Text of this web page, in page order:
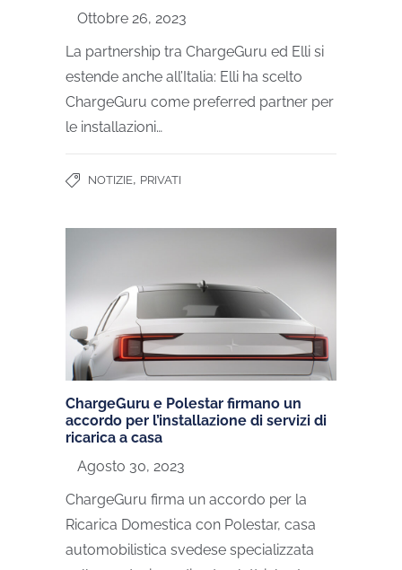
Ottobre 26, 2023
La partnership tra ChargeGuru ed Elli si
estende anche all’Italia: Elli ha scelto
ChargeGuru come preferred partner per
le installazioni…
NOTIZIE, PRIVATI
ChargeGuru e Polestar firmano un
accordo per l’installazione di servizi di
ricarica a casa
Agosto 30, 2023
ChargeGuru firma un accordo per la
Ricarica Domestica con Polestar, casa
automobilistica svedese specializzata